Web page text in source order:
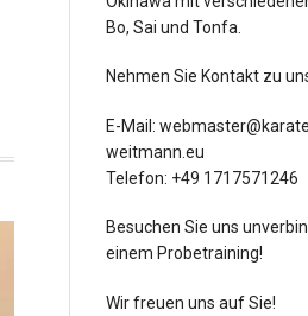
Bo, Sai und Tonfa.
Nehmen Sie Kontakt zu
E-Mail:
weitmann.eu
Telefon: +49 1717571246
Besuchen Sie uns
einem Probetraining!
Wir freuen uns auf Sie!